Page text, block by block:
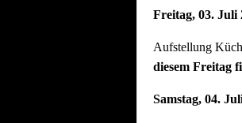
Freitag, 03. Juli
Aufstellung
diesem Freitag
Samstag, 04.